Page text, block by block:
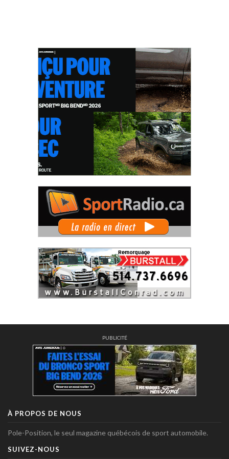
PUBLICITÉ
À PROPOS DE NOUS
Pole-Position, le seul magazine québécois de sport automobile.
SUIVEZ-NOUS